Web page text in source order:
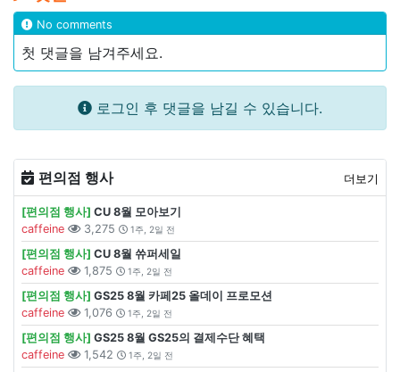
No comments
첫 댓글을 남겨주세요.
로그인 후 댓글을 남길 수 있습니다.
편의점 행사 더보기
[편의점 행사] CU 8월 모아보기
caffeine
3,275 1주, 2일 전
[편의점 행사] CU 8월 쓔퍼세일
caffeine
1,875 1주, 2일 전
[편의점 행사] GS25 8월 카페25 올데이 프로모션
caffeine
1,076 1주, 2일 전
[편의점 행사] GS25 8월 GS25의 결제수단 혜택
caffeine
1,542 1주, 2일 전